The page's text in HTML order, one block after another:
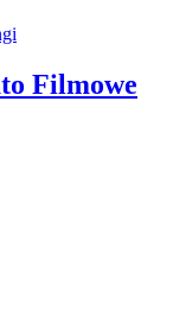
Filmowe